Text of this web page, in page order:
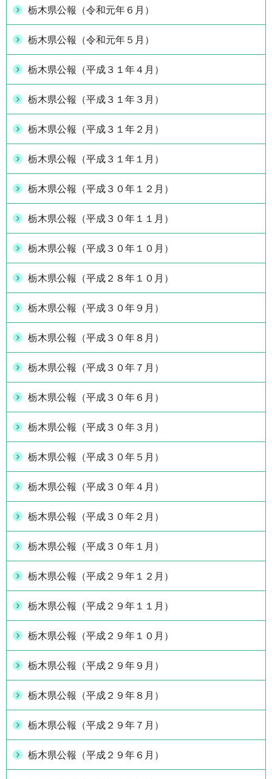
栃木県公報（令和元年６月）
栃木県公報（令和元年５月）
栃木県公報（平成３１年４月）
栃木県公報（平成３１年３月）
栃木県公報（平成３１年２月）
栃木県公報（平成３１年１月）
栃木県公報（平成３０年１２月）
栃木県公報（平成３０年１１月）
栃木県公報（平成３０年１０月）
栃木県公報（平成２８年１０月）
栃木県公報（平成３０年９月）
栃木県公報（平成３０年８月）
栃木県公報（平成３０年７月）
栃木県公報（平成３０年６月）
栃木県公報（平成３０年３月）
栃木県公報（平成３０年５月）
栃木県公報（平成３０年４月）
栃木県公報（平成３０年２月）
栃木県公報（平成３０年１月）
栃木県公報（平成２９年１２月）
栃木県公報（平成２９年１１月）
栃木県公報（平成２９年１０月）
栃木県公報（平成２９年９月）
栃木県公報（平成２９年８月）
栃木県公報（平成２９年７月）
栃木県公報（平成２９年６月）